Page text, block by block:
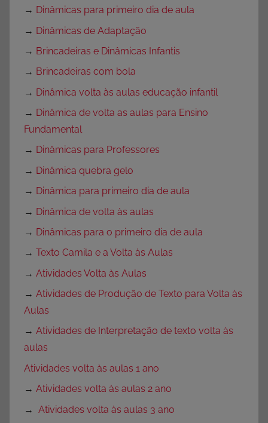
→ Dinâmicas para primeiro dia de aula
→ Dinâmicas de Adaptação
→ Brincadeiras e Dinâmicas Infantis
→ Brincadeiras com bola
→ Dinâmica volta às aulas educação infantil
→ Dinâmica de volta as aulas para Ensino
Fundamental
→ Dinâmicas para Professores
→ Dinâmica quebra gelo
→ Dinâmica para primeiro dia de aula
→ Dinâmica de volta às aulas
→ Dinâmicas para o primeiro dia de aula
→ Texto Camila e a Volta às Aulas
→ Atividades Volta às Aulas
→ Atividades de Produção de Texto para Volta às
Aulas
→ Atividades de Interpretação de texto volta às
aulas
Atividades volta às aulas 1 ano
→ Atividades volta às aulas 2 ano
→ Atividades volta às aulas 3 ano